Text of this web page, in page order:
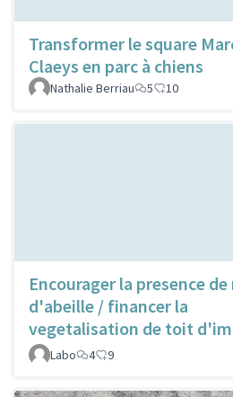
Transformer le square
Claeys en parc à chiens
Nathalie Berriau
5 10
Encourager la presence de
d'abeille / financer la
vegetalisation de toit
Labo
4 9